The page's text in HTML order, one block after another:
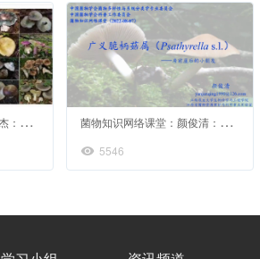
菌
物知识网络课堂：李国杰：红菇属分类研究 菌
物知识网络课堂：颜俊清：广义脆柄菇属（psathyrella s.l.）——房前屋后的小朋友
5546